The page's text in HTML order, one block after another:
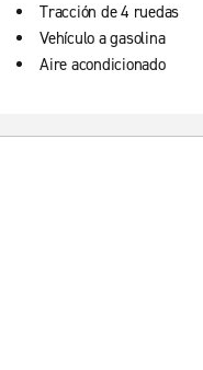
Tracción de 4 ruedas
Vehículo a gasolina
Aire acondicionado